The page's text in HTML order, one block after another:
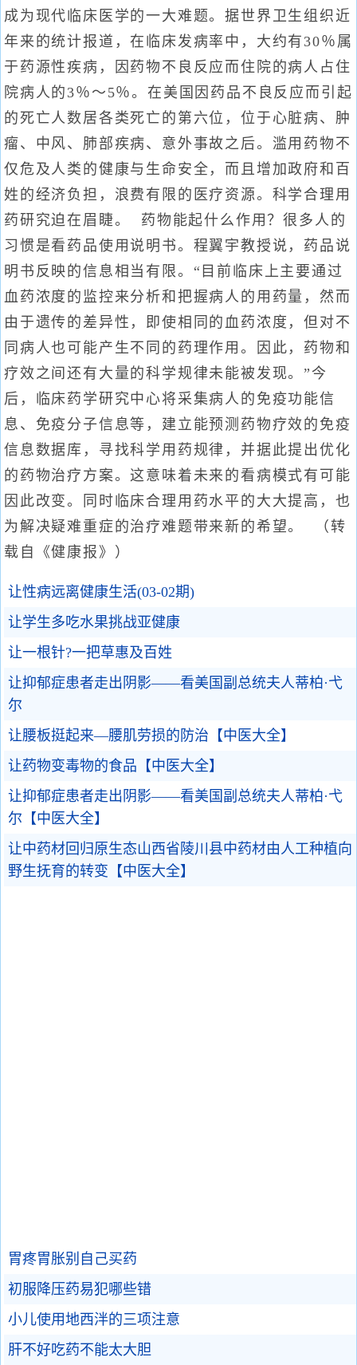
成为现代临床医学的一大难题。据世界卫生组织近
年来的统计报道，在临床发病率中，大约有30％属
于药源性疾病，因药物不良反应而住院的病人占住
院病人的3％～5％。在美国因药品不良反应而引起
的死亡人数居各类死亡的第六位，位于心脏病、肿
瘤、中风、肺部疾病、意外事故之后。滥用药物不
仅危及人类的健康与生命安全，而且增加政府和百
姓的经济负担，浪费有限的医疗资源。科学合理用
药研究迫在眉睫。 药物能起什么作用？很多人的
习惯是看药品使用说明书。程翼宇教授说，药品说
明书反映的信息相当有限。“目前临床上主要通过
血药浓度的监控来分析和把握病人的用药量，然而
由于遗传的差异性，即使相同的血药浓度，但对不
同病人也可能产生不同的药理作用。因此，药物和
疗效之间还有大量的科学规律未能被发现。”今
后，临床药学研究中心将采集病人的免疫功能信
息、免疫分子信息等，建立能预测药物疗效的免疫
信息数据库，寻找科学用药规律，并据此提出优化
的药物治疗方案。这意味着未来的看病模式有可能
因此改变。同时临床合理用药水平的大大提高，也
为解决疑难重症的治疗难题带来新的希望。 （转
载自《健康报》）
让性病远离健康生活(03-02期)
让学生多吃水果挑战亚健康
让一根针?一把草惠及百姓
让抑郁症患者走出阴影——看美国副总统夫人蒂柏·弋
尔
让腰板挺起来—腰肌劳损的防治【中医大全】
让药物变毒物的食品【中医大全】
让抑郁症患者走出阴影——看美国副总统夫人蒂柏·弋
尔【中医大全】
让中药材回归原生态山西省陵川县中药材由人工种植向
野生抚育的转变【中医大全】
胃疼胃胀别自己买药
初服降压药易犯哪些错
小儿使用地西泮的三项注意
肝不好吃药不能太大胆